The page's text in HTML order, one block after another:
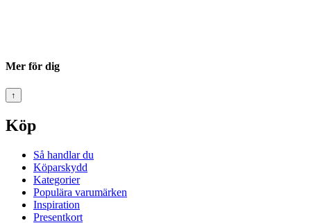
Mer för dig
↑
Köp
Så handlar du
Köparskydd
Kategorier
Populära varumärken
Inspiration
Presentkort